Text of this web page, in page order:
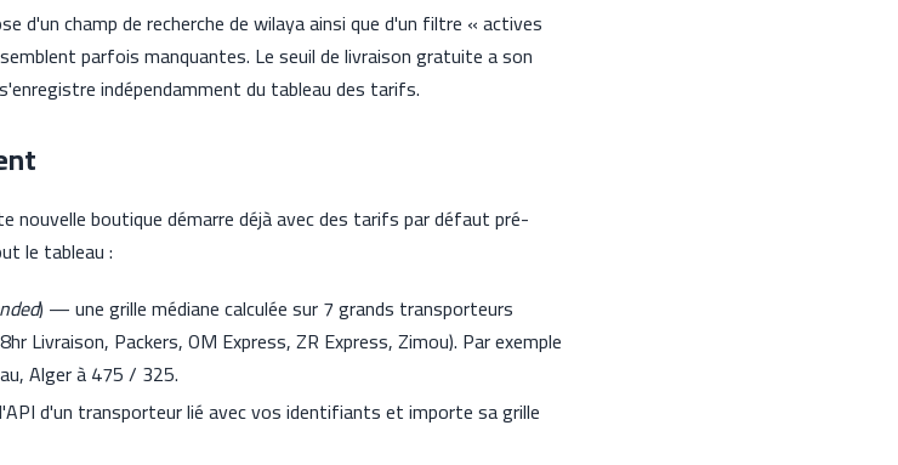
d'un champ de recherche de wilaya ainsi que d'un filtre « actives
parfois manquantes. Le seuil de livraison gratuite a son
indépendamment du tableau des tarifs.
nouvelle boutique démarre déjà avec des tarifs par défaut pré-
le tableau :
) — une grille médiane calculée sur 7 grands transporteurs
Livraison, Packers, OM Express, ZR Express, Zimou). Par exemple
Alger à 475 / 325.
d'un transporteur lié avec vos identifiants et importe sa grille